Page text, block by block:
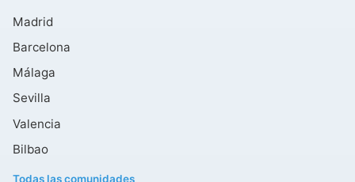
Madrid
Barcelona
Málaga
Sevilla
Valencia
Bilbao
Todas las comunidades